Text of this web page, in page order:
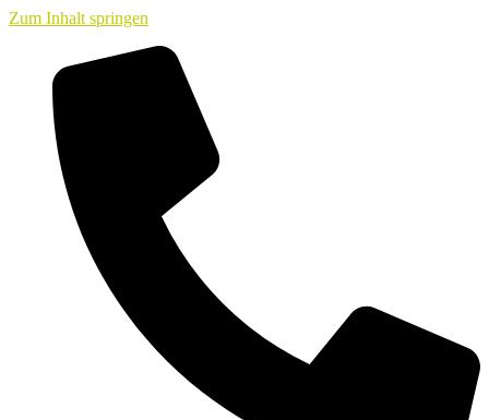
Zum Inhalt springen